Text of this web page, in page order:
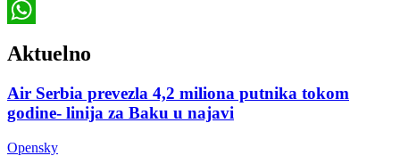
Pinterest
Aktuelno
Air Serbia prevezla 4,2 miliona putnika tokom
godine- linija za Baku u najavi
Opensky